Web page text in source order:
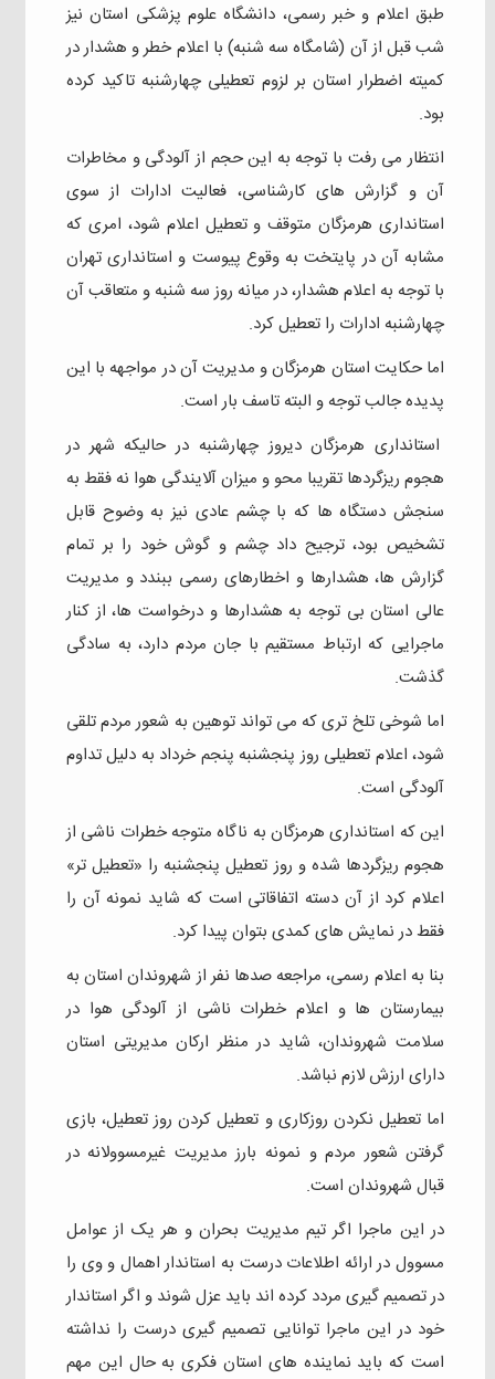
طبق اعلام و خبر رسمی، دانشگاه علوم پزشکی استان نیز
شب قبل از آن (شامگاه سه شنبه) با اعلام خطر و هشدار در
کمیته اضطرار استان بر لزوم تعطیلی چهارشنبه تاکید کرده
بود.
انتظار می رفت با توجه به این حجم از آلودگی و مخاطرات
آن و گزارش های کارشناسی، فعالیت ادارات از سوی
استانداری هرمزگان متوقف و تعطیل اعلام شود، امری که
مشابه آن در پایتخت به وقوع پیوست و استانداری تهران
با توجه به اعلام هشدار، در میانه روز سه شنبه و متعاقب آن
چهارشنبه ادارات را تعطیل کرد.
اما حکایت استان هرمزگان و مدیریت آن در مواجهه با این
پدیده جالب توجه و البته تاسف بار است.
استانداری هرمزگان دیروز چهارشنبه در حالیکه شهر در
هجوم ریزگردها تقریبا محو و میزان آلایندگی هوا نه فقط به
سنجش دستگاه ها که با چشم عادی نیز به وضوح قابل
تشخیص بود، ترجیح داد چشم و گوش خود را بر تمام
گزارش ها، هشدارها و اخطارهای رسمی ببندد و مدیریت
عالی استان بی توجه به هشدارها و درخواست ها، از کنار
ماجرایی که ارتباط مستقیم با جان مردم دارد، به سادگی
گذشت.
اما شوخی تلخ تری که می تواند توهین به شعور مردم تلقی
شود، اعلام تعطیلی روز پنجشنبه پنجم خرداد به دلیل تداوم
آلودگی است.
این که استانداری هرمزگان به ناگاه متوجه خطرات ناشی از
هجوم ریزگردها شده و روز تعطیل پنجشنبه را «تعطیل تر»
اعلام کرد از آن دسته اتفاقاتی است که شاید نمونه آن را
فقط در نمایش های کمدی بتوان پیدا کرد.
بنا به اعلام رسمی، مراجعه صدها نفر از شهروندان استان به
بیمارستان ها و اعلام خطرات ناشی از آلودگی هوا در
سلامت شهروندان، شاید در منظر ارکان مدیریتی استان
دارای ارزش لازم نباشد.
اما تعطیل نکردن روزکاری و تعطیل کردن روز تعطیل، بازی
گرفتن شعور مردم و نمونه بارز مدیریت غیرمسوولانه در
قبال شهروندان است.
در این ماجرا اگر تیم مدیریت بحران و هر یک از عوامل
مسوول در ارائه اطلاعات درست به استاندار اهمال و وی را
در تصمیم گیری مردد کرده اند باید عزل شوند و اگر استاندار
خود در این ماجرا توانایی تصمیم گیری درست را نداشته
است که باید نماینده های استان فکری به حال این مهم